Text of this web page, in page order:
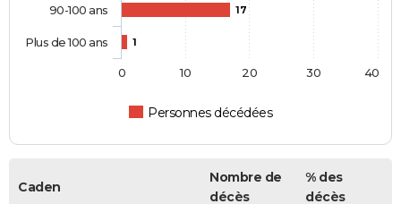
17
1
Personnes décédées
90-100 ans
Plus de 100 ans
0 10 20 30 40
Caden
Nombre de
décès
% des
décès